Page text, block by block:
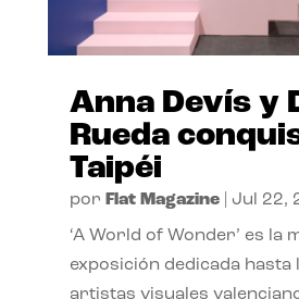
Anna Devís y
Rueda
Taipéi
por Flat Magazine| Jul 22,
‘A World of Wonder’ es la
exposición dedicada hasta
artistas visuales